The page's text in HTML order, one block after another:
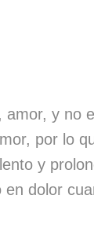
amor, y no
por lo
y
en dolor